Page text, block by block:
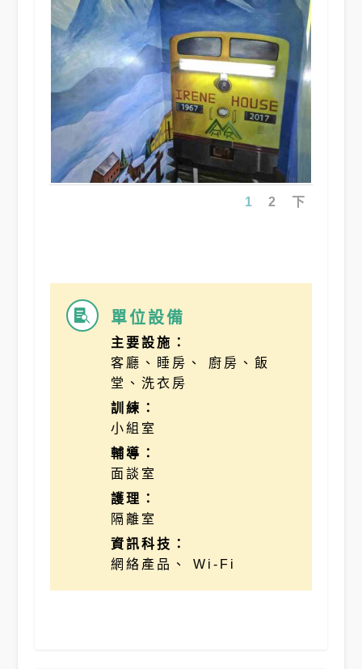
1 2 下
 單位設備
主要設施：
客廳、睡房、 廚房、飯
堂、洗衣房
訓練：
小組室
輔導：
面談室
護理：
隔離室
資訊科技：
網絡產品、 Wi-Fi